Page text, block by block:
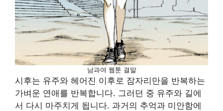
남과여 웹툰 결말
시후는 유주와 헤어진 이후로 잠자리만을 반복하는
가벼운 연애를 반복합니다. 그러던 중 유주와 길에
서 다시 마주치게 됩니다. 과거의 추억과 미안함에